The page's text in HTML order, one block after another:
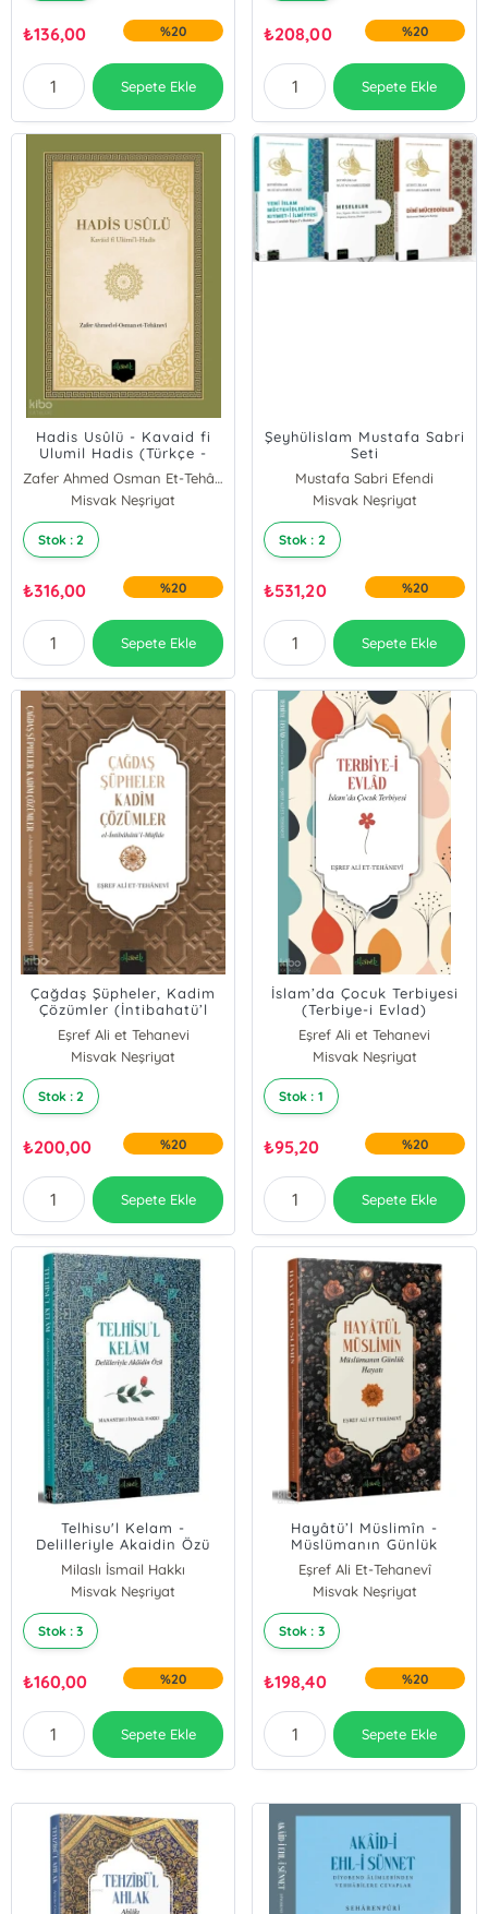
₺136,00 %20
Sepete Ekle
₺208,00 %20
Sepete Ekle
Hadis Usûlü - Kavaid fi
Ulumil Hadis (Türkçe -
Arapça)
Zafer Ahmed Osman Et-Tehânevî
Misvak Neşriyat
Stok : 2
₺316,00 %20
Sepete Ekle
Şeyhülislam Mustafa Sabri
Seti
Mustafa Sabri Efendi
Misvak Neşriyat
Stok : 2
₺531,20 %20
Sepete Ekle
Çağdaş Şüpheler, Kadim
Çözümler (İntibahatü’l
Müfide)
Eşref Ali et Tehanevi
Misvak Neşriyat
Stok : 2
₺200,00 %20
Sepete Ekle
İslam’da Çocuk Terbiyesi
(Terbiye-i Evlad)
Eşref Ali et Tehanevi
Misvak Neşriyat
Stok : 1
₺95,20 %20
Sepete Ekle
Telhisu'l Kelam -
Delilleriyle Akaidin Özü
Milaslı İsmail Hakkı
Misvak Neşriyat
Stok : 3
₺160,00 %20
Sepete Ekle
Hayâtü’l Müslimîn -
Müslümanın Günlük
Hayatı
Eşref Ali Et-Tehanevî
Misvak Neşriyat
Stok : 3
₺198,40 %20
Sepete Ekle